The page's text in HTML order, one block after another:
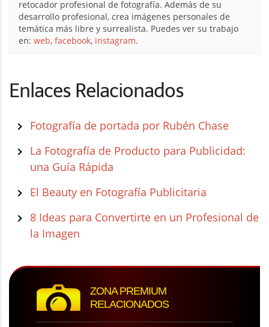
retocador profesional de fotografía. Además de su
desarrollo profesional, crea imágenes personales de
temática más libre y surrealista. Puedes ver su trabajo
en: web, facebook, instagram.
Enlaces Relacionados
Fotografía de portada por Rubén Chase
La Fotografía de Producto para Publicidad:
una Guía Rápida
El Beauty en Fotografía Publicitaria
8 Ideas para Convertirte en un Profesional de
la Imagen
ZONA PREMIUM
RELACIONADOS